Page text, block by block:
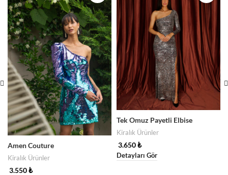
Amen Couture
Kiralık Ürünler
3.550₺
Tek Omuz Payetli Elbise
Kiralık Ürünler
3.650₺
Detayları Gör